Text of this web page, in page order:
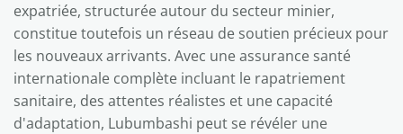
expatriée, structurée autour du secteur minier,
constitue toutefois un réseau de soutien précieux pour
les nouveaux arrivants. Avec une assurance santé
internationale complète incluant le rapatriement
sanitaire, des attentes réalistes et une capacité
d'adaptation, Lubumbashi peut se révéler une